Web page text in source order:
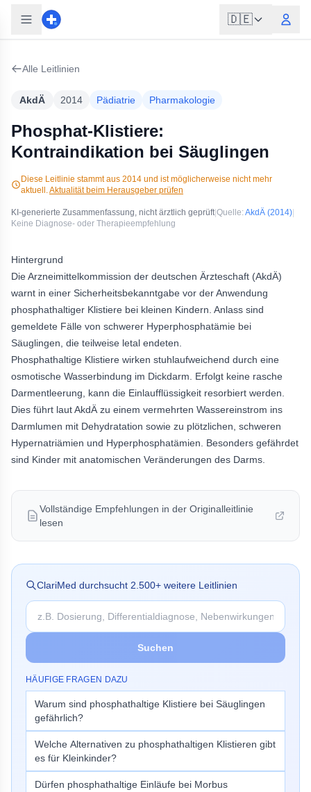
🇩🇪
Alle Leitlinien
AkdÄ 2014 Pädiatrie Pharmakologie
Phosphat-Klistiere:
Kontraindikation bei Säuglingen
Diese Leitlinie stammt aus 2014 und ist möglicherweise nicht mehr
aktuell.Aktualität beim Herausgeber prüfen
KI-generierte Zusammenfassung, nicht ärztlich geprüft|Quelle: AkdÄ (2014)
Keine Diagnose- oder Therapieempfehlung
Hintergrund
Die Arzneimittelkommission der deutschen Ärzteschaft (AkdÄ)
warnt in einer Sicherheitsbekanntgabe vor der Anwendung
phosphathaltiger Klistiere bei kleinen Kindern. Anlass sind
gemeldete Fälle von schwerer Hyperphosphatämie bei
Säuglingen, die teilweise letal endeten.
Phosphathaltige Klistiere wirken stuhlaufweichend durch eine
osmotische Wasserbindung im Dickdarm. Erfolgt keine rasche
Darmentleerung, kann die Einlaufflüssigkeit resorbiert werden.
Dies führt laut AkdÄ zu einem vermehrten Wassereinstrom ins
Darmlumen mit Dehydratation sowie zu plötzlichen, schweren
Hypernatriämien und Hyperphosphatämien. Besonders gefährdet
sind Kinder mit anatomischen Veränderungen des Darms.
Vollständige Empfehlungen in der Originalleitlinie
lesen
ClariMed durchsucht 2.500+ weitere Leitlinien
Suchen
HÄUFIGE FRAGEN DAZU
Warum sind phosphathaltige Klistiere bei Säuglingen
gefährlich?
Welche Alternativen zu phosphathaltigen Klistieren gibt
es für Kleinkinder?
Dürfen phosphathaltige Einläufe bei Morbus